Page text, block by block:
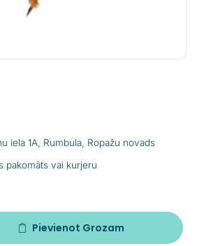
iela 1A, Rumbula, Ropažu novads
pakomāts vai kurjeru
Pievienot Grozam